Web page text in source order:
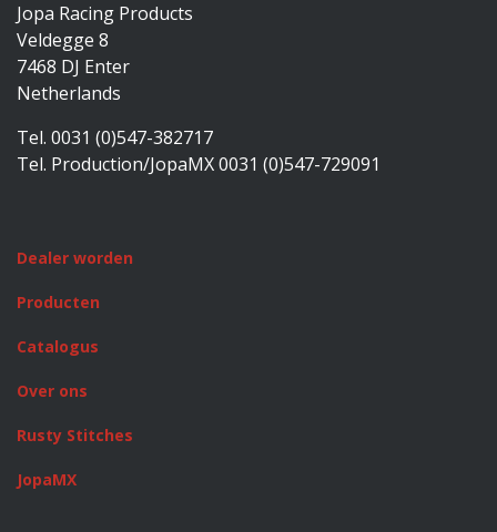
Jopa Racing Products
Veldegge 8
7468 DJ Enter
Netherlands
Tel. 0031 (0)547-382717
Tel. Production/JopaMX 0031 (0)547-729091
Dealer worden
Producten
Catalogus
Over ons
Rusty Stitches
JopaMX